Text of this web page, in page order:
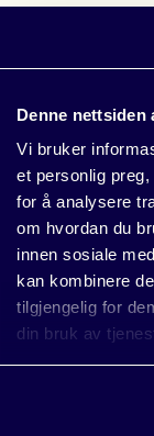
Denne nettsiden
Vi bruker
et personlig
for å analysere
om hvordan du
innen sosiale
kan kombinere
tilgjengelig for
din bruk av
Erklæringer
Personvernerklæring,
Følg oss
LinkedIn
Norsk English Svenska